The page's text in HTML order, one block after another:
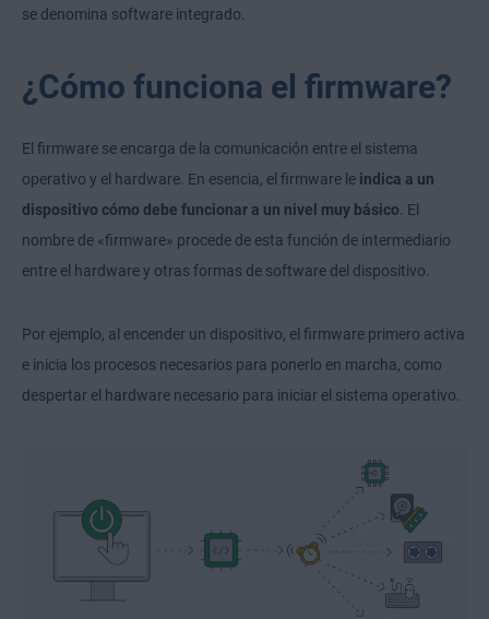
se denomina software integrado.
¿Cómo funciona el firmware?
El firmware se encarga de la comunicación entre el sistema
operativo y el hardware. En esencia, el firmware le indica a un
dispositivo cómo debe funcionar a un nivel muy básico. El
nombre de «firmware» procede de esta función de intermediario
entre el hardware y otras formas de software del dispositivo.
Por ejemplo, al encender un dispositivo, el firmware primero activa
e inicia los procesos necesarios para ponerlo en marcha, como
despertar el hardware necesario para iniciar el sistema operativo.